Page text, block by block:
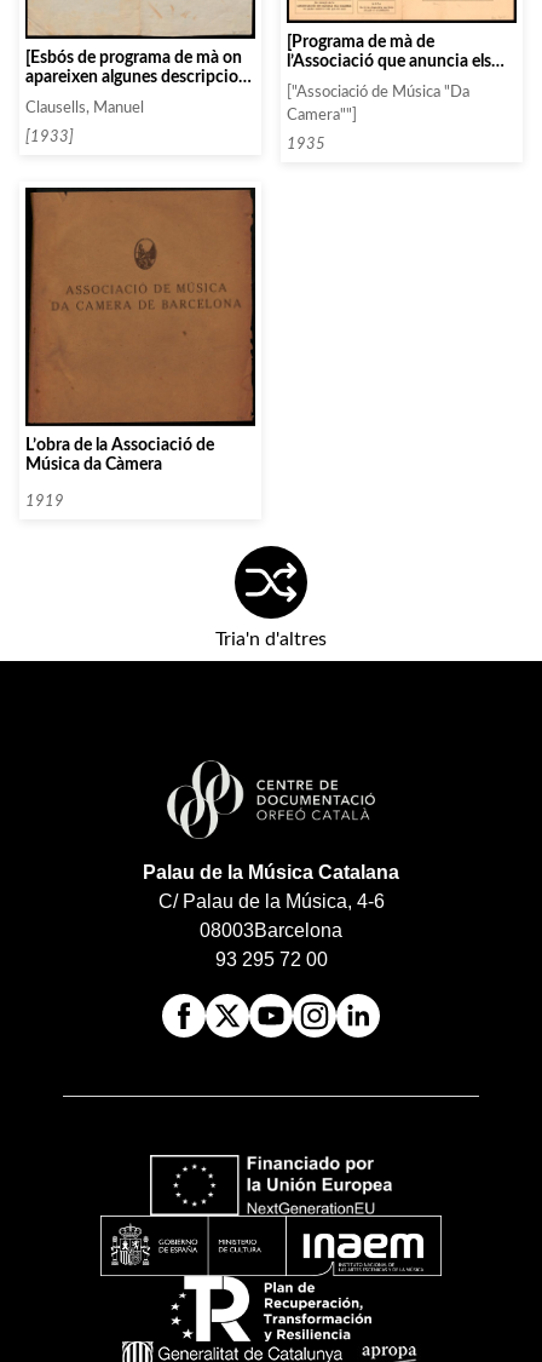
[Esbós de programa de mà on
apareixen algunes descripcions
Berlín]
Clausells, Manuel
[1933]
[Programa de mà de
l’Associació que anuncia els
últims concerts de la
temporada 34-35]
["Associació de Música "Da
Camera""]
1935
L’obra de la Associació de
Música da Càmera
1919
Tria'n d'altres
Palau de la Música Catalana
C/ Palau de la Música, 4-6
08003Barcelona
93 295 72 00